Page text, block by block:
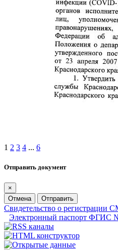
1 2 3 4 ... 6
Отправить документ
×
Отмена
Отправить
Свидетельство о
Электронный паспорт ФГИС